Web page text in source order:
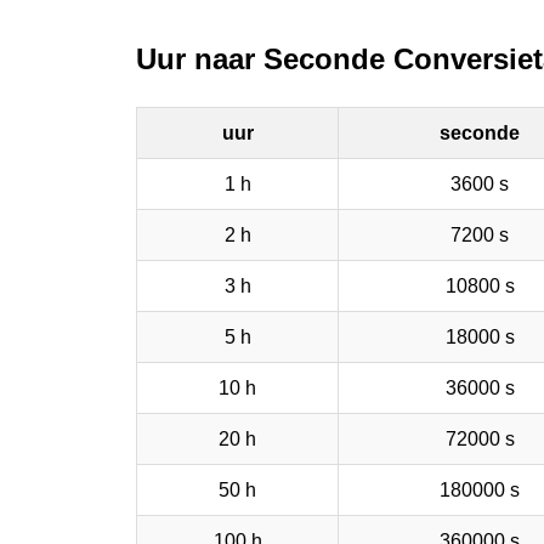
Uur naar Seconde
uur seconde
1 h 3600 s
2 h 7200 s
3 h 10800 s
5 h 18000 s
10 h 36000 s
20 h 72000 s
50 h 180000 s